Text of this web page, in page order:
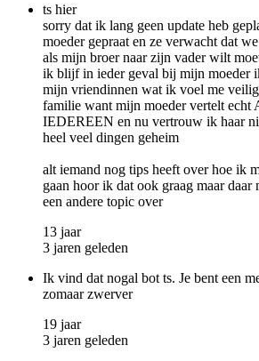
ts hier
sorry dat ik lang geen update heb
moeder gepraat en ze verwacht dat
als mijn broer naar zijn vader wilt
ik blijf in ieder geval bij mijn moeder
mijn vriendinnen wat ik voel me
familie want mijn moeder vertelt
IEDEREEN en nu vertrouw ik haar
heel veel dingen geheim
alt iemand nog tips heeft over hoe ik
gaan hoor ik dat ook graag maar daar
een andere topic over
13 jaar
3 jaren geleden
Ik vind dat nogal bot ts. Je bent een
zomaar zwerver
19 jaar
3 jaren geleden